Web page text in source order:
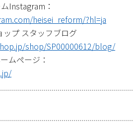
Instagram：
heisei_reform/?hl=ja
プ スタッフブログ
shop/SP00000612/blog/
ムページ：